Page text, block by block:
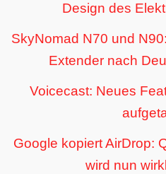
Design des
SkyNomad N70 und
Extender nach
Voicecast: Neues
Google kopiert AirDrop:
wird nun